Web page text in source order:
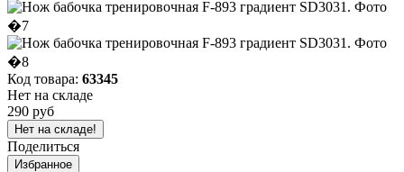
Код товара: 63345
Нет на складе
290 руб
Нет на складе!
Поделиться
Избранное